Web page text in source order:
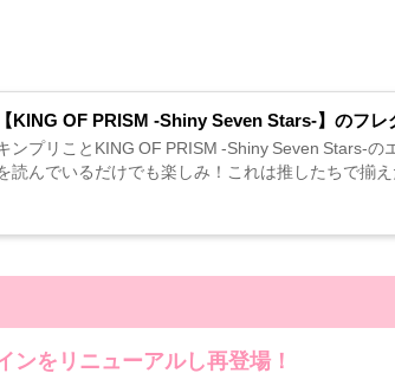
【KING OF PRISM -Shiny Seven Stars-】のフレ
ンプリことKING OF PRISM -Shiny Seven Stars-
読んでいるだけでも楽しみ！これは推したちで揃
ンをリニューアルし再登場！